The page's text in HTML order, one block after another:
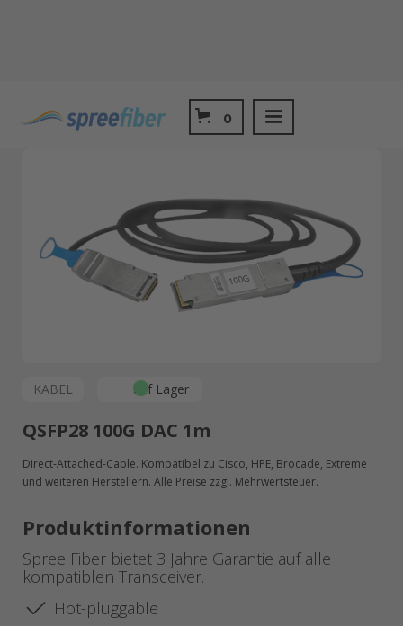
0
DAC und AOC Kabel
QSFP28 100G DAC 1m
KABEL auf Lager
QSFP28 100G DAC 1m
Direct-Attached-Cable. Kompatibel zu Cisco, HPE, Brocade, Extreme
und weiteren Herstellern. Alle Preise zzgl. Mehrwertsteuer.
Produktinformationen
Spree Fiber bietet 3 Jahre Garantie auf alle
kompatiblen Transceiver.
Hot-pluggable